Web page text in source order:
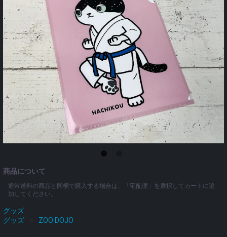
商品について
通常送料の商品と同梱で購入する場合は、「宅配便」を選択してカートに追
加してください。
グッズ
グッズ
ZOO DOJO